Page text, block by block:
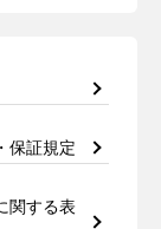
保証規定
関する表